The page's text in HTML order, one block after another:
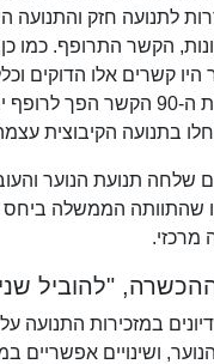
לתנועה חזק
הקשר התרופף. כמו כן,
קשרים אלו הדוקים
בגרעיני התנועה, אך
בתנועה הקיבוצית
תנועת הנוער
שהתוותה הממשלה ביחס
מרכזי.
"להוביל
ה-70 נערכו דיונים
ושינויים